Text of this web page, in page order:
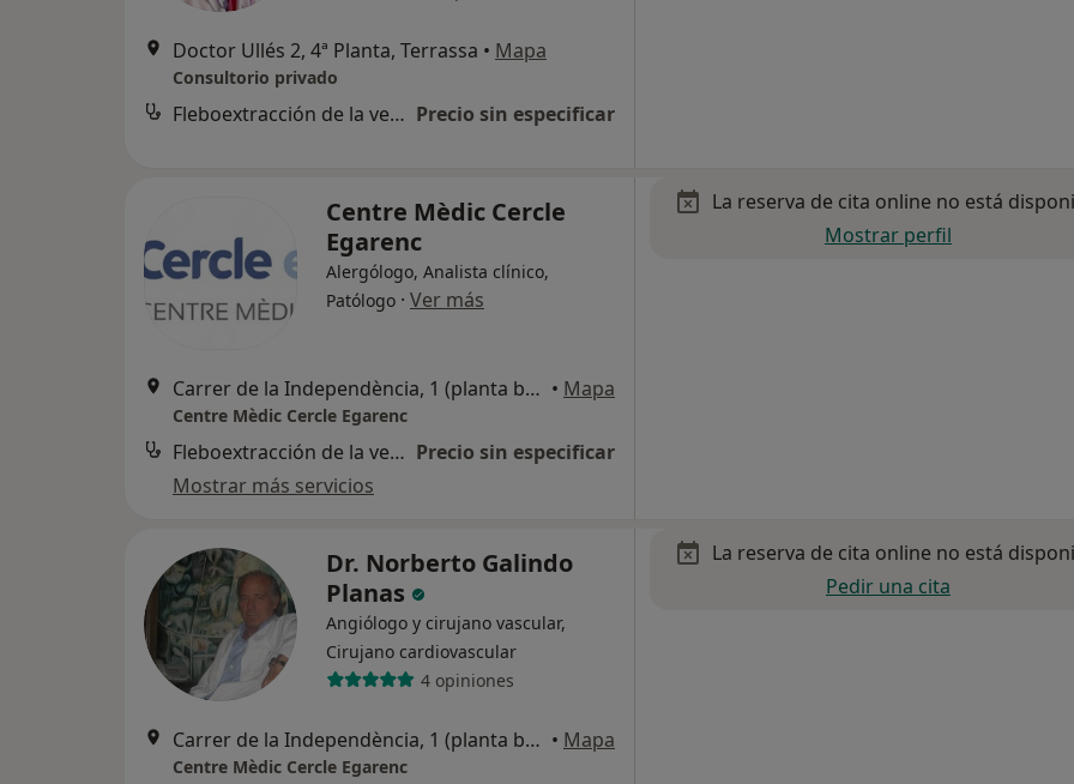
Doctor Ullés 2, 4ª Planta, Terrassa • Mapa
Consultorio privado
Fleboextracción de la vena safena Precio sin especificar
Centre Mèdic Cercle
Egarenc
Alergólogo, Analista clínico,
Patólogo · Ver más
Carrer de la Independència, 1 (planta baja) , Terrassa • Mapa
Centre Mèdic Cercle Egarenc
Fleboextracción de la vena safena Precio sin especificar
Mostrar más servicios
La reserva de cita online no está
Mostrar perfil
Dr. Norberto Galindo
Planas
Angiólogo y cirujano vascular,
Cirujano cardiovascular
4 opiniones
Carrer de la Independència, 1 (planta baja) , Terrassa • Mapa
Centre Mèdic Cercle Egarenc
La reserva de cita online no está
Pedir una cita